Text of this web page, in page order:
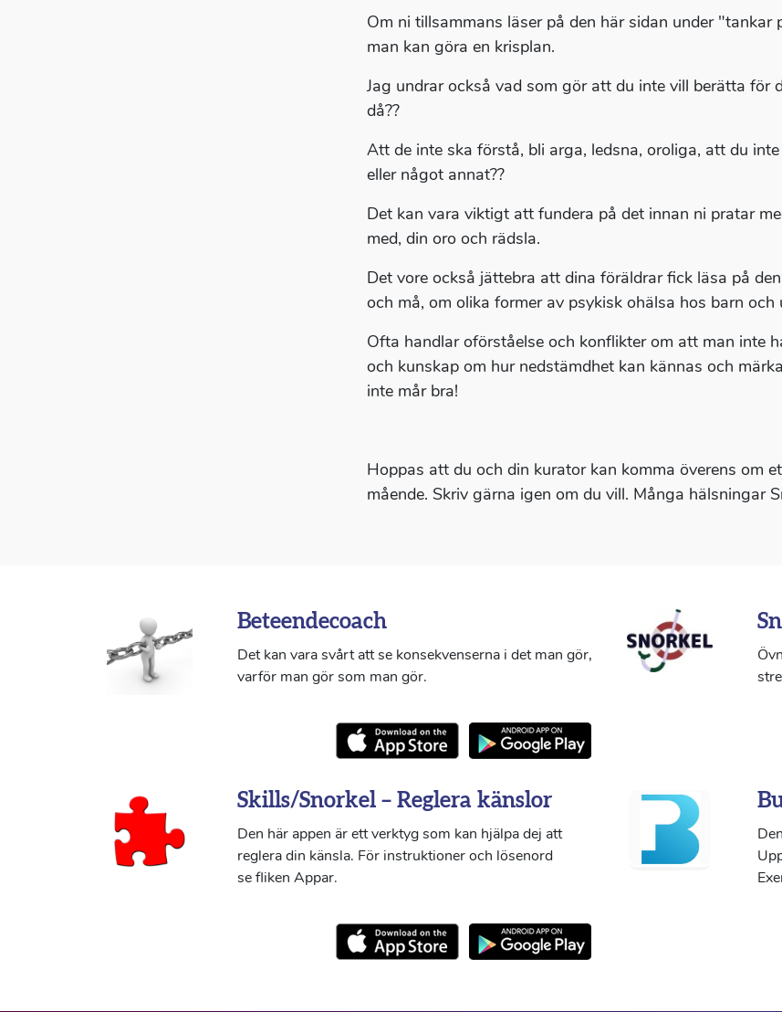
Om ni tillsammans läser på den här sidan under
man kan göra en krisplan.
Jag undrar också vad som gör att du inte vill berätta för
då??
Att de inte ska förstå, bli arga, ledsna, oroliga, att du
eller något annat??
Det kan vara viktigt att fundera på det innan ni pratar
med, din oro och rädsla.
Det vore också jättebra att dina föräldrar fick läsa på
och må, om olika former av psykisk ohälsa hos barn
Ofta handlar oförståelse och konflikter om att man inte
och kunskap om hur nedstämdhet kan kännas och
inte mår bra!
Hoppas att du och din kurator kan komma överens om
mående. Skriv gärna igen om du vill. Många hälsningar
Beteendecoach
Det kan vara svårt att se konsekvenserna i det man gör,
varför man gör som man gör.
Skills/Snorkel – Reglera känslor
Den här appen är ett verktyg som kan hjälpa dej att
reglera din känsla. För instruktioner och lösenord
se fliken Appar.